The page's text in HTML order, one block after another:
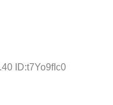
ID:t7Yo9fIc0